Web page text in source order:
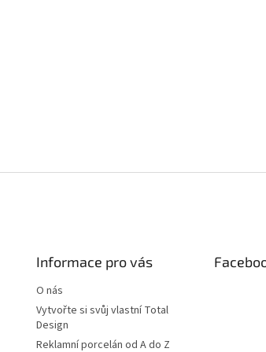
Informace pro vás
O nás
Vytvořte si svůj vlastní Total
Design
Reklamní porcelán od A do Z